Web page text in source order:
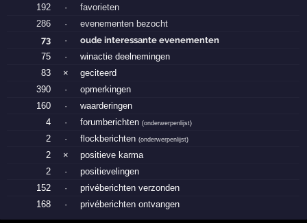
192
·
favorieten
286
·
evenementen bezocht
73
·
oude interessante evenementen
75
·
winactie deelnemingen
83
×
geciteerd
390
·
opmerkingen
160
·
waarderingen
4
· forumberichten(onderwerpenlijst)
2 · flockberichten(onderwerpenlijst)
2 ×
positieve karma
2
·
positievelingen
152
·
privéberichten verzonden
168
· privéberichten ontvangen